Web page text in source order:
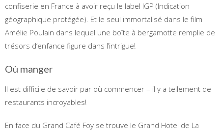
confiserie en France à avoir reçu le label IGP (Indication
géographique protégée). Et le seul immortalisé dans le film
Amélie Poulain dans lequel une boîte à bergamotte remplie de
trésors d’enfance figure dans l’intrigue!
Où manger
Il est difficile de savoir par où commencer – il y a tellement de
restaurants incroyables!
En face du Grand Café Foy se trouve le Grand Hotel de La